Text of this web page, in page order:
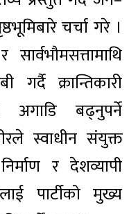
चर्चा गरे ।
क्रान्तिकारी
अगाडि बढ्नुपर्ने
स्वाधीन संयुक्त
र देशव्यापी
पार्टीको मुख्य